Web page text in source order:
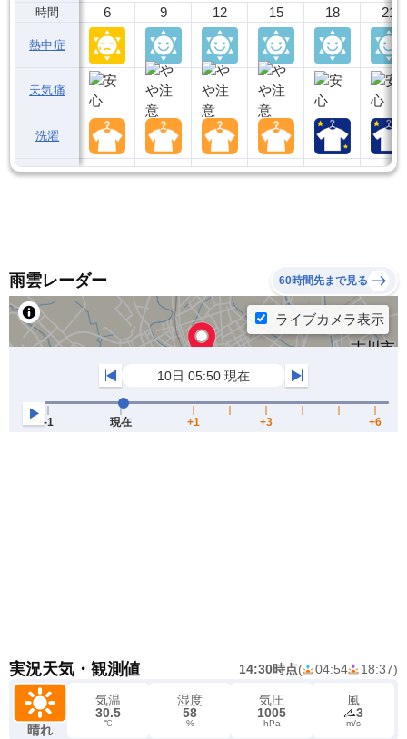
時間
熱中症
天気痛
洗濯
6 9 12 15 18 21
雨雲レーダー 60時間先まで見る
実況天気・観測値 14:30時点( 04:54 18:37)
晴れ
気温
30.5
℃
湿度
58
%
気圧
1005
hPa
風
3
m/s